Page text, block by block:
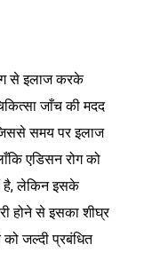
से इलाज करके
जाँच की मदद
समय पर इलाज
एडिसन रोग को
है, लेकिन इसके
होने से इसका शीघ्र
जल्दी प्रबंधित